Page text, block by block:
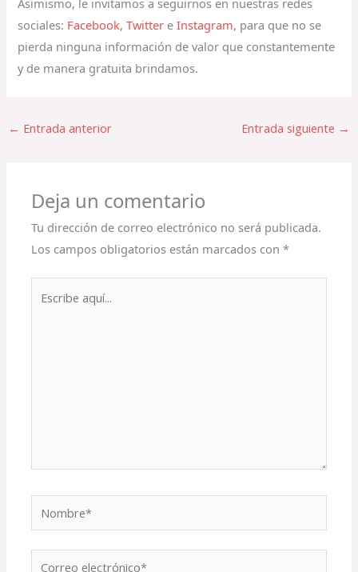
Asimismo, le invitamos a seguirnos en nuestras redes
sociales: Facebook,Twitter eInstagram, para que no se
pierda ninguna información de valor que constantemente
y de manera gratuita brindamos.
← Entrada anterior Entrada siguiente →
Deja un comentario
Tu dirección de correo electrónico no será publicada.
Los campos obligatorios están marcados con*